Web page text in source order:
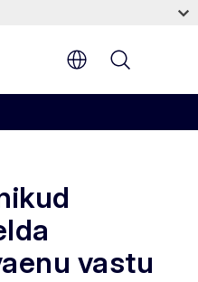
vastu